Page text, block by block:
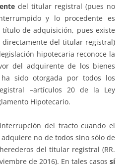
del titular registral (pues no
y lo procedente es
de adquisición, pues existe
del titular registral)
hipotecaria reconoce la
del adquirente de los bienes
sido otorgada por todos los
–artículos 20 de la Ley
Hipotecario.
del tracto cuando el
no de todos sino sólo de
del titular registral (RR.
de 2016). En tales casos sí